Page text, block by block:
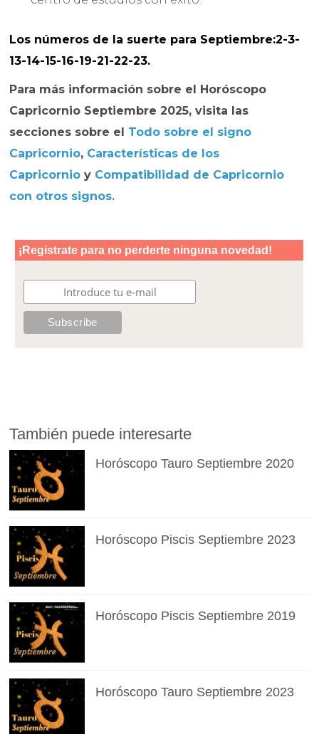
Los números de la suerte para Septiembre:2-3-
13-14-15-16-19-21-22-23.
Para más información sobre el Horóscopo
Capricornio Septiembre2025, visita las
secciones sobre el Todo sobre el signo
Capricornio, Características de los
Capricornioy Compatibilidad de Capricornio
con otros signos.
También puede interesarte
Horóscopo Tauro Septiembre 2020
Horóscopo Piscis Septiembre 2023
Horóscopo Piscis Septiembre 2019
Horóscopo Tauro Septiembre 2023